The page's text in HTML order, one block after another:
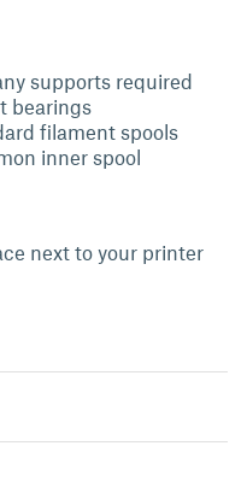
supports required
bearings
filament spools
inner spool
next to your printer